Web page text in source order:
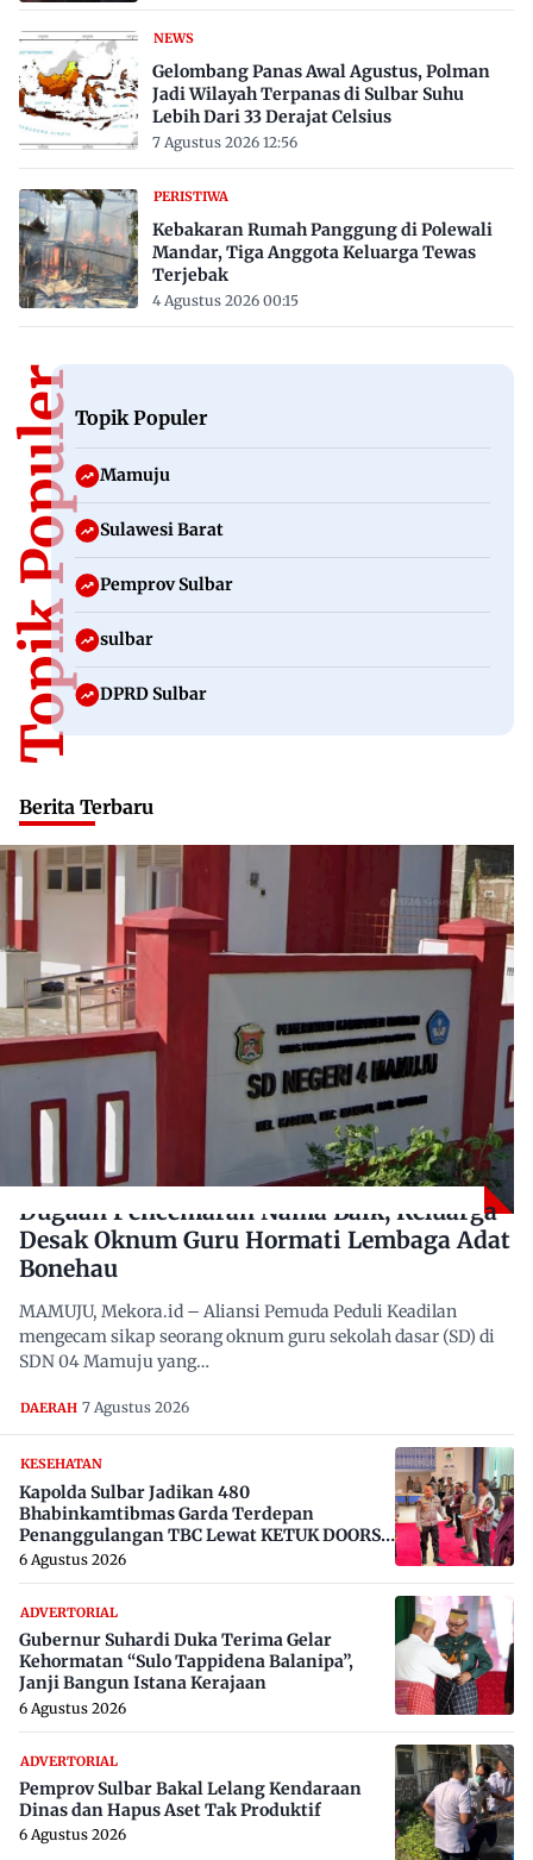
NEWS
Gelombang Panas Awal Agustus, Polman
Jadi Wilayah Terpanas di Sulbar Suhu
Lebih Dari 33 Derajat Celsius
7 Agustus 2026 12:56
PERISTIWA
Kebakaran Rumah Panggung di Polewali
Mandar, Tiga Anggota Keluarga Tewas
Terjebak
4 Agustus 2026 00:15
Topik PopulerTopik Populer
Mamuju
Sulawesi Barat
Pemprov Sulbar
sulbar
DPRD Sulbar
Berita Terbaru
Dugaan Pencemaran Nama Baik, Keluarga
Desak Oknum Guru Hormati Lembaga Adat
Bonehau
MAMUJU, Mekora.id – Aliansi Pemuda Peduli Keadilan
mengecam sikap seorang oknum guru sekolah dasar (SD) di
SDN 04 Mamuju yang…
DAERAH 7 Agustus 2026
KESEHATAN
Kapolda Sulbar Jadikan 480
Bhabinkamtibmas Garda Terdepan
Penanggulangan TBC Lewat KETUK DOORS
di 650 Desa
6 Agustus 2026
ADVERTORIAL
Gubernur Suhardi Duka Terima Gelar
Kehormatan “Sulo Tappidena Balanipa”,
Janji Bangun Istana Kerajaan
6 Agustus 2026
ADVERTORIAL
Pemprov Sulbar Bakal Lelang Kendaraan
Dinas dan Hapus Aset Tak Produktif
6 Agustus 2026